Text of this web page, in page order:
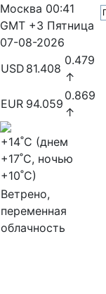
Москва 00:41
GMT +3 Пятница
07-08-2026
USD 81.408
0.479
↑
EUR 94.059
0.869
↑
+14˚C (днем
+17˚C, ночью
+10˚C)
Ветрено,
переменная
облачность